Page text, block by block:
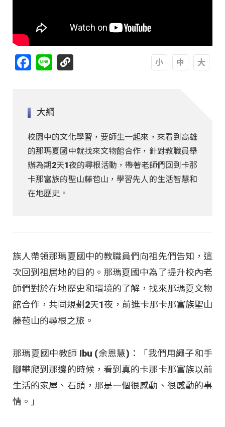
Facebook
Line
大綱
校園中的文化學習，要師生一起來，來看到高雄
的那瑪夏國中就找來文物館合作，針對教職員舉
辦為期2天1夜的尋根活動，帶著老師們回到卡那
卡那富族的聖山藤苞山，學習先人的生活智慧和
在地歷史。
族人帶領那瑪夏國中的教職員們向祖先們告知，這
次回到祖居地的目的。那瑪夏國中為了提升校內老
師們對於在地歷史和環境的了解，找來那瑪夏文物
館合作，共同規劃2天1夜，前進卡那卡那富族聖山
藤苞山的尋根之旅。
那瑪夏國中教師 Ibu (余恩慧)：「我們用繩子和手
腳攀爬到那邊的時候，看到真的卡那卡那富族以前
生活的家屋、石頭，那是一個很感動、很感動的事
情。」